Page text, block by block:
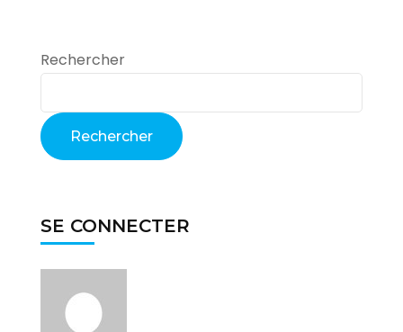
Rechercher
Rechercher
SE CONNECTER